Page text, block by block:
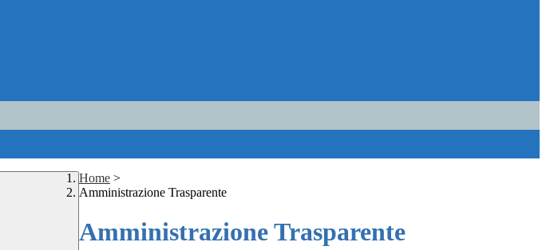
Home >
Amministrazione Trasparente
Amministrazione Trasparente